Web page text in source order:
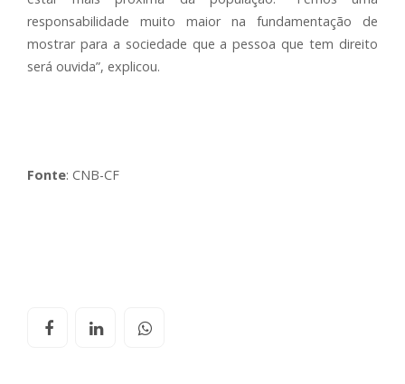
responsabilidade muito maior na fundamentação de
mostrar para a sociedade que a pessoa que tem direito
será ouvida”, explicou.
Fonte: CNB-CF